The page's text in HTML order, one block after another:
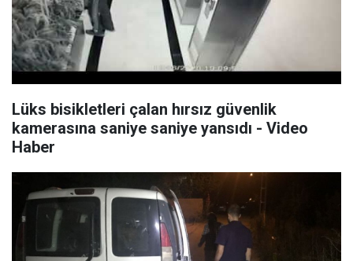
Lüks bisikletleri çalan hırsız güvenlik
kamerasına saniye saniye yansıdı - Video
Haber